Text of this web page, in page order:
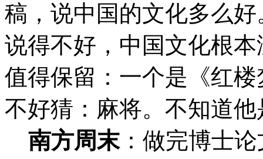
稿，说中国的文化多么
说得不好，中国文化根
值得保留：一个是《红
不好猜：麻将。不知道
南方周末： 做完博士